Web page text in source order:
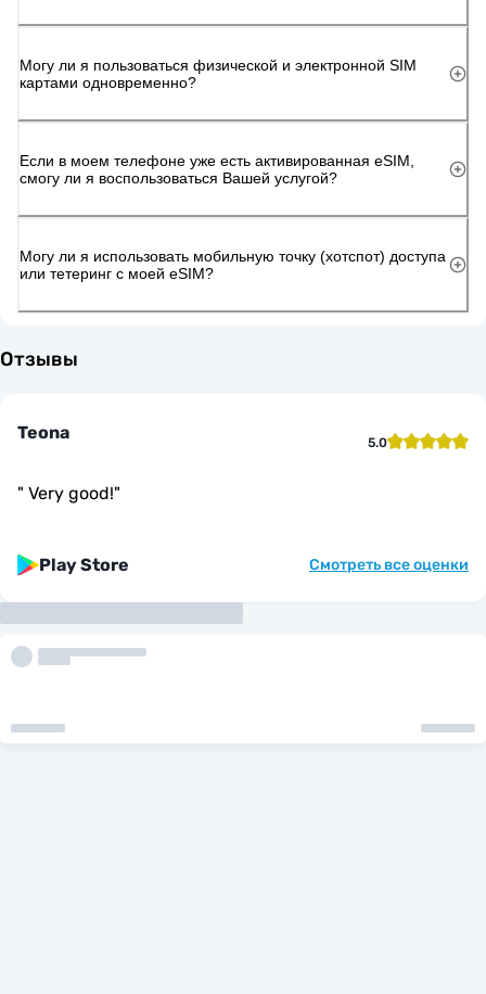
Могу ли я пользоваться физической и электронной SIM
картами одновременно?
Если в моем телефоне уже есть активированная eSIM,
смогу ли я воспользоваться Вашей услугой?
Могу ли я использовать мобильную точку (хотспот) доступа
или тетеринг с моей eSIM?
Отзывы
Teona 5.0
" Very good!"
Play Store Смотреть все оценки